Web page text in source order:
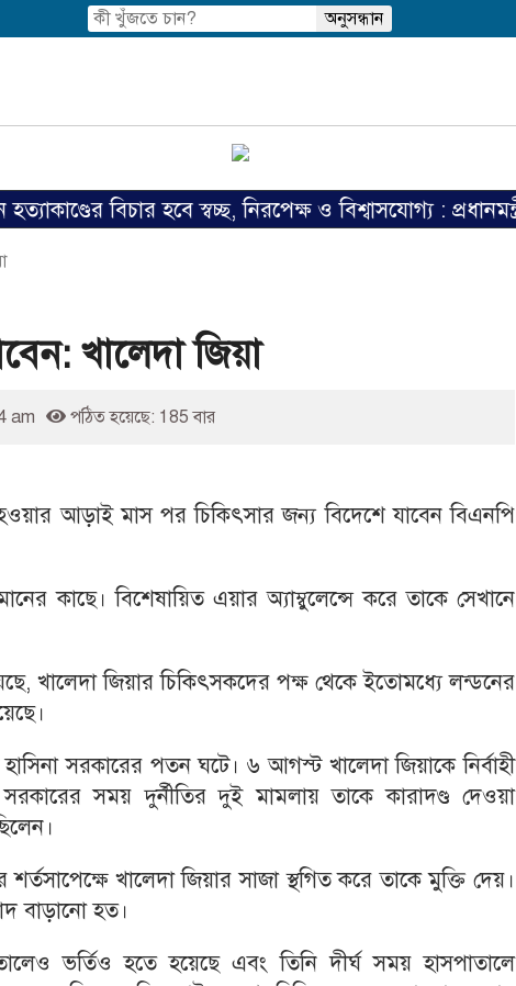
বিচার হবে স্বচ্ছ, নিরপেক্ষ ও বিশ্বাসযোগ্য : প্রধানমন্ত্রী
খালেদা জিয়া
am পঠিত হয়েছে: 185 বার
আড়াই মাস পর চিকিৎসার জন্য বিদেশে যাবেন বিএনপি
কাছে। বিশেষায়িত এয়ার অ্যাম্বুলেন্সে করে তাকে সেখানে
খালেদা জিয়ার চিকিৎসকদের পক্ষ থেকে ইতোমধ্যে লন্ডনের
সরকারের পতন ঘটে। ৬ আগস্ট খালেদা জিয়াকে নির্বাহী
সময় দুর্নীতির দুই মামলায় তাকে কারাদণ্ড দেওয়া
খালেদা জিয়ার সাজা স্থগিত করে তাকে মুক্তি দেয়।
বাড়ানো হত।
ভর্তিও হতে হয়েছে এবং তিনি দীর্ঘ সময় হাসপাতালে